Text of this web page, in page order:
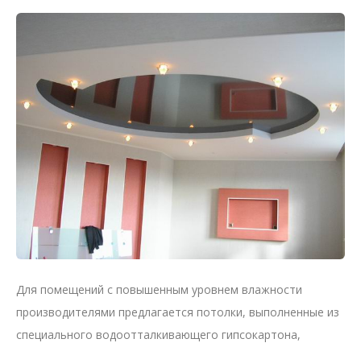
Для помещений с повышенным уровнем влажности
производителями предлагается потолки, выполненные из
специального водоотталкивающего гипсокартона,